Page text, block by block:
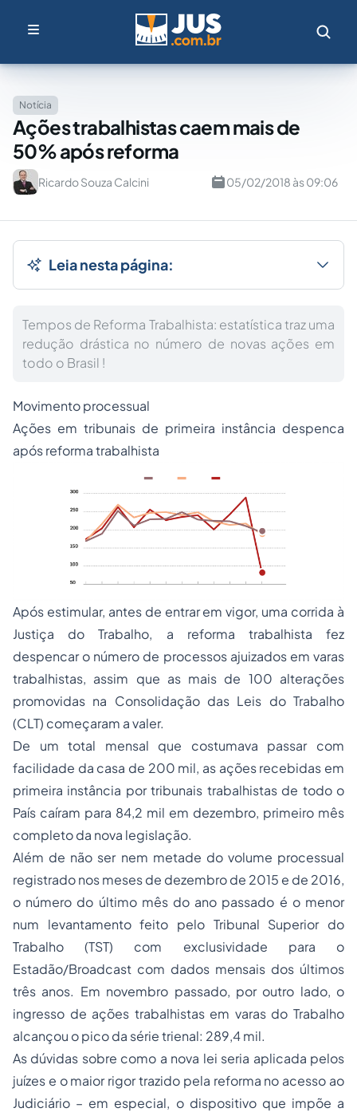
Notícia
Ações trabalhistas caem mais de
50% após reforma
Ricardo Souza Calcini 05/02/2018 às 09:06
Leia nesta página:
Tempos de Reforma Trabalhista: estatística traz uma
redução drástica no número de novas ações em
todo o Brasil !
Movimento processual
Ações em tribunais de primeira instância despenca
após reforma trabalhista
Após estimular, antes de entrar em vigor, uma corrida à
Justiça do Trabalho, a reforma trabalhista fez
despencar o número de processos ajuizados em varas
trabalhistas, assim que as mais de 100 alterações
promovidas na Consolidação das Leis do Trabalho
(CLT) começaram a valer.
De um total mensal que costumava passar com
facilidade da casa de 200 mil, as ações recebidas em
primeira instância por tribunais trabalhistas de todo o
País caíram para 84,2 mil em dezembro, primeiro mês
completo da nova legislação.
Além de não ser nem metade do volume processual
registrado nos meses de dezembro de 2015 e de 2016,
o número do último mês do ano passado é o menor
num levantamento feito pelo Tribunal Superior do
Trabalho (TST) com exclusividade para o
Estadão/Broadcast com dados mensais dos últimos
três anos. Em novembro passado, por outro lado, o
ingresso de ações trabalhistas em varas do Trabalho
alcançou o pico da série trienal: 289,4 mil.
As dúvidas sobre como a nova lei seria aplicada pelos
juízes e o maior rigor trazido pela reforma no acesso ao
Judiciário – em especial, o dispositivo que impõe a